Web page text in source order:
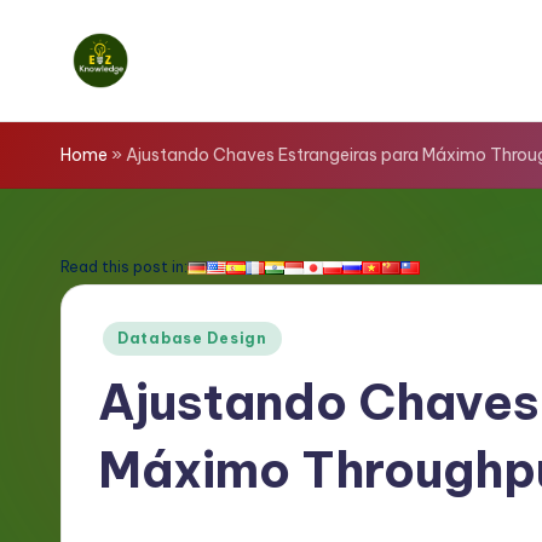
E
z
n
Home » Ajustando Chaves Estrangeiras para Máximo
Read this post in:
Posted
Database Design
Ajustando
Máximo